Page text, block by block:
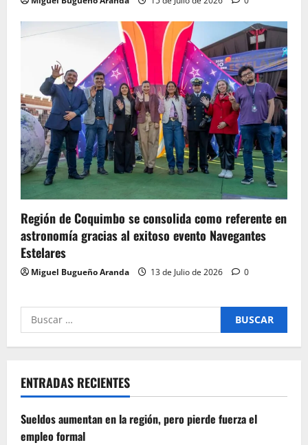
Región de Coquimbo se consolida como referente en
astronomía gracias al exitoso evento Navegantes
Estelares
Miguel Bugueño Aranda 13 de Julio de 2026 0
Buscar
por:
ENTRADAS RECIENTES
Sueldos aumentan en la región, pero pierde fuerza el
empleo formal